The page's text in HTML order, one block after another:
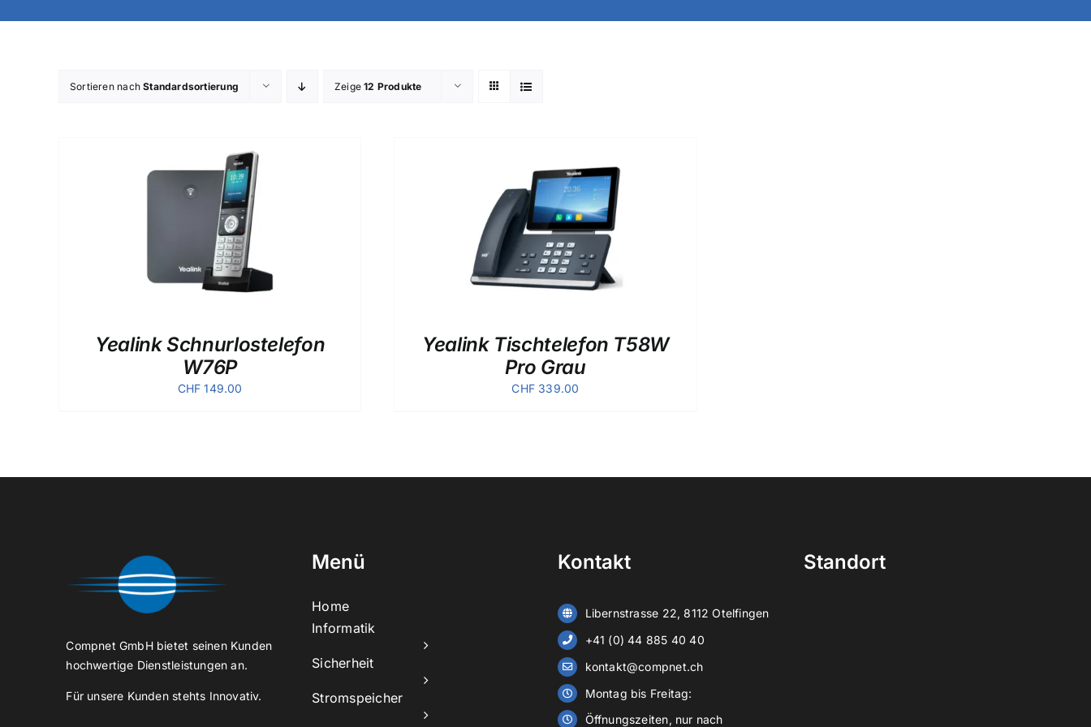
Sortieren nachStandardsortierung Zeige12 Produkte
Yealink Schnurlostelefon
W76P
CHF 149.00
Yealink Tischtelefon T58W
Pro Grau
CHF 339.00
Compnet GmbH bietet seinen Kunden
hochwertige Dienstleistungen an.
Für unsere Kunden stehts Innovativ.
Menü
Home
Informatik
Sicherheit
Stromspeicher
Kontakt
Libernstrasse 22, 8112 Otelfingen
+41 (0) 44 885 40 40
kontakt@compnet.ch
Montag bis Freitag:
Öffnungszeiten, nur nach
Standort